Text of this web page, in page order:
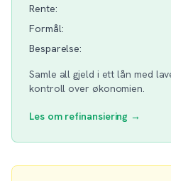
Rente:
Formål:
Besparelse:
Samle all gjeld i ett lån med
kontroll over økonomien.
Les om refinansiering →